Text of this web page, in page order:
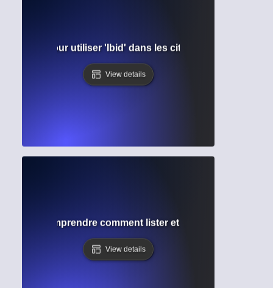
simple pour utiliser 'Ibid' dans les citations
View details
? Comprendre comment lister et organiser vos
View details